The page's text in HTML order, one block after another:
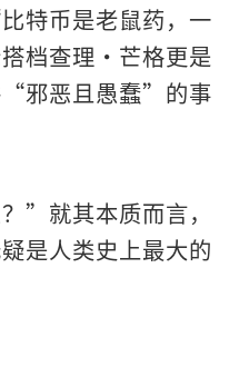
特币是老鼠药，一
档查理·芒格更是
“邪恶且愚蠢”的事
”就其本质而言，
是人类史上最大的